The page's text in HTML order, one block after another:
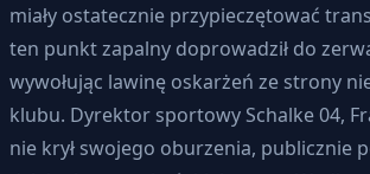
miały ostatecznie przypieczętować
ten punkt zapalny doprowadził do
wywołując lawinę oskarżeń ze strony
klubu. Dyrektor sportowy Schalke 04,
nie krył swojego oburzenia, publicznie